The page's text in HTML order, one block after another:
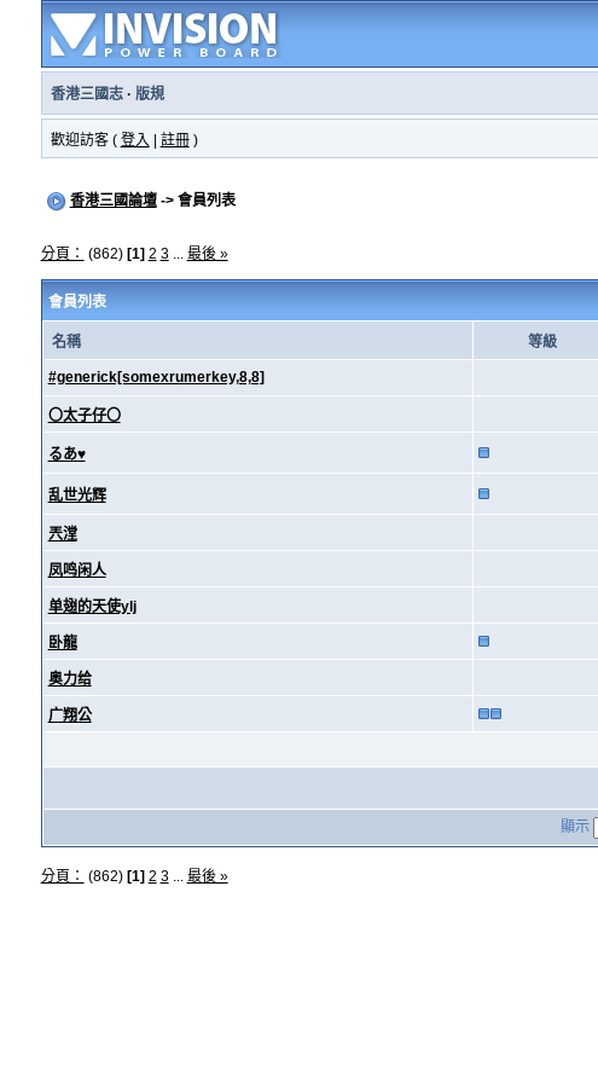
香港三國志· 版規
歡迎訪客 ( 登入 註冊)
香港三國論壇-> 會員列表
分頁： (862) [1] 2 3... 最後 »
會員列表
名稱 等級
#generick[somexrumerkey,8,8]
〇太子仔〇
るあ♥
乱世光辉
兲漟
凤鸣闲人
单翅的天使ylj
卧龍
奥力给
广翔公
顯示
分頁： (862) [1] 2 3... 最後 »